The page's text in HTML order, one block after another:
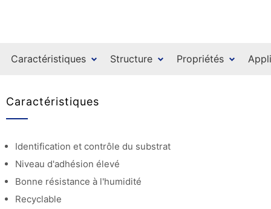
Caractéristiques Structure Propriétés
Caractéristiques
Identification et contrôle du substrat
Niveau d'adhésion élevé
Bonne résistance à l'humidité
Recyclable